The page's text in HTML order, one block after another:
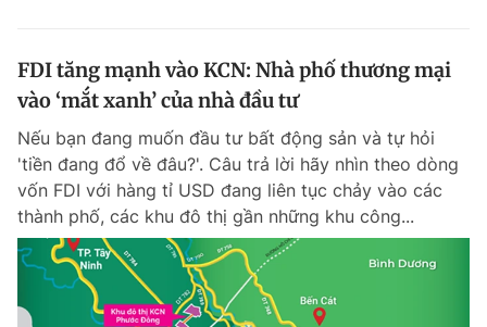
FDI tăng mạnh vào KCN: Nhà phố thương mại
vào ‘mắt xanh’ của nhà đầu tư
Nếu bạn đang muốn đầu tư bất động sản và tự hỏi
'tiền đang đổ về đâu?'. Câu trả lời hãy nhìn theo dòng
vốn FDI với hàng tỉ USD đang liên tục chảy vào các
thành phố, các khu đô thị gần những khu công...